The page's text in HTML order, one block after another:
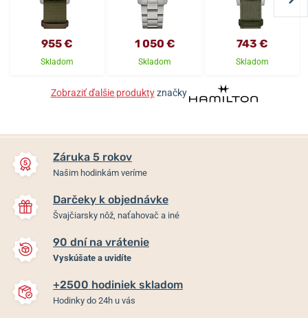
955 €
Skladom
1 050 €
Skladom
743 €
Skladom
Zobraziť ďalšie produktyznačky
Záruka 5 rokov
Našim hodinkám veríme
Darčeky k objednávke
Švajčiarsky nôž, naťahovač a iné
90 dní na vrátenie
Vyskúšate a uvidíte
+2500 hodiniek skladom
Hodinky do 24h u vás